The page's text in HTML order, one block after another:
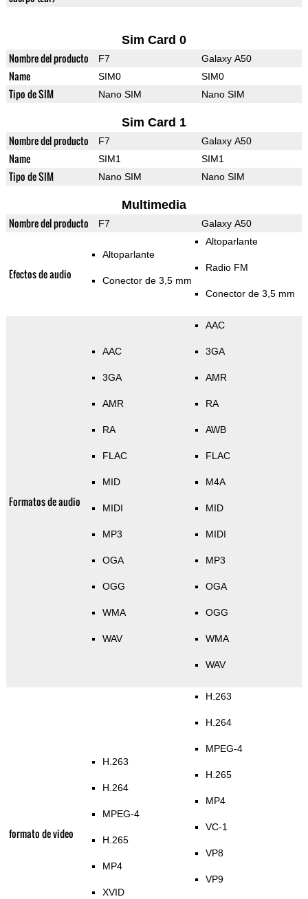
Sim Card 0
Nombre del producto F7 Galaxy A50
Name SIM0 SIM0
Tipo de SIM Nano SIM Nano SIM
Sim Card 1
Nombre del producto F7 Galaxy A50
Name SIM1 SIM1
Tipo de SIM Nano SIM Nano SIM
Multimedia
Nombre del producto F7 Galaxy A50
Efectos de audio
Altoparlante
Conector de 3,5 mm
Altoparlante
Radio FM
Conector de 3,5 mm
Formatos de audio
AAC
3GA
AMR
RA
FLAC
MID
MIDI
MP3
OGA
OGG
WMA
WAV
AAC
3GA
AMR
RA
AWB
FLAC
M4A
MID
MIDI
MP3
OGA
OGG
WMA
WAV
formato de video
H.263
H.264
MPEG-4
H.265
MP4
XVID
H.263
H.264
MPEG-4
H.265
MP4
VC-1
VP8
VP9